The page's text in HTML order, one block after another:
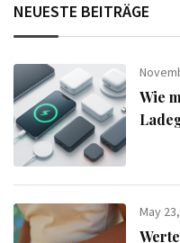
NEUESTE BEITRÄGE
Wie
May